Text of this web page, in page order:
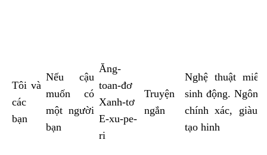
Tôi và
các
bạn
Nếu cậu
muốn có
một người
bạn
Ăng-
toan-đơ
Xanh-tơ
E-xu-pe-
ri
Truyện
ngắn
Nghệ thuật
sinh động. Ngôn
chính xác, giàu
tạo hinh